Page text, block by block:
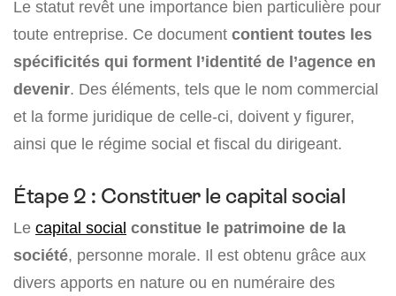
Le statut revêt une importance bien particulière pour
toute entreprise. Ce document contient toutes les
spécificités qui forment l’identité de l’agence en
devenir. Des éléments, tels que le nom commercial
et la forme juridique de celle-ci, doivent y figurer,
ainsi que le régime social et fiscal du dirigeant.
Étape 2 : Constituer le capital social
Le capital social constitue le patrimoine de la
société, personne morale. Il est obtenu grâce aux
divers apports en nature ou en numéraire des